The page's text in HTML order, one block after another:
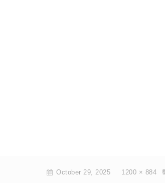
October 29, 2025 1200 × 884